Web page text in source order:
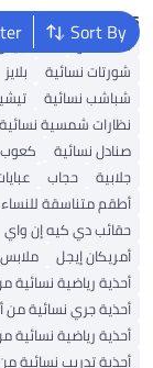
Sort By
Popular Searches
شنط ألدو شنط جيس
شورتات نسائية
بلايز
شباشب نسائية
نظارات شمسية نسائية
صنادل نسائية
كعوب
جلابية
حجاب
أطقم متناسقة للنساء
حقائب دي كيه إن واي
أمريكان إيجل
أحذية رياضية نسائية
أحذية جري نسائية من
أحذية رياضية نسائية
أحذية تدريب نسائية من